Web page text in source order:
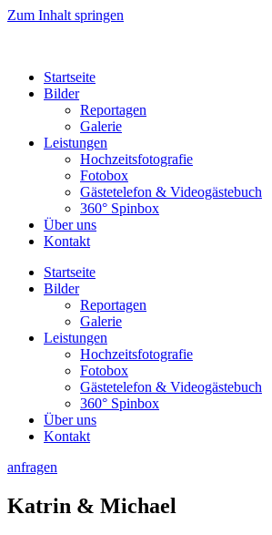
Zum Inhalt springen
Startseite
Bilder
Reportagen
Galerie
Leistungen
Hochzeitsfotografie
Fotobox
Gästetelefon & Videogästebuch
360° Spinbox
Über uns
Kontakt
Startseite
Bilder
Reportagen
Galerie
Leistungen
Hochzeitsfotografie
Fotobox
Gästetelefon & Videogästebuch
360° Spinbox
Über uns
Kontakt
anfragen
Katrin & Michael